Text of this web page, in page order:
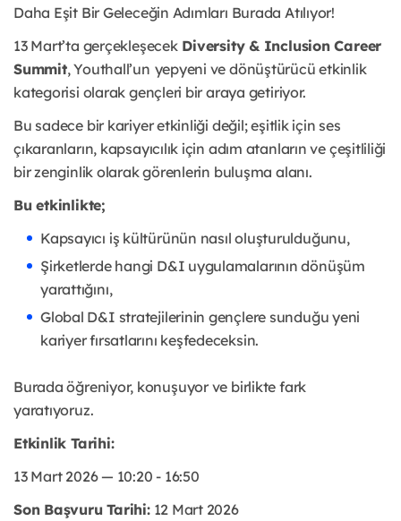
Daha Eşit Bir Geleceğin Adımları Burada Atılıyor!
13 Mart’ta gerçekleşecekDiversity & Inclusion Career
Summit, Youthall’un yepyeni ve dönüştürücü etkinlik
kategorisi olarak gençleri bir araya getiriyor.
Bu sadece bir kariyer etkinliği değil; eşitlik için ses
çıkaranların, kapsayıcılık için adım atanların ve çeşitliliği
bir zenginlik olarak görenlerin buluşma alanı.
Bu etkinlikte;
Kapsayıcı iş kültürünün nasıl oluşturulduğunu,
Şirketlerde hangi D&I uygulamalarının dönüşüm
yarattığını,
Global D&I stratejilerinin gençlere sunduğu yeni
kariyer fırsatlarını keşfedeceksin.
Burada öğreniyor, konuşuyor ve birlikte fark
yaratıyoruz.
Etkinlik Tarihi:
13 Mart 2026 — 10:20 - 16:50
Son Başvuru Tarihi:12 Mart 2026